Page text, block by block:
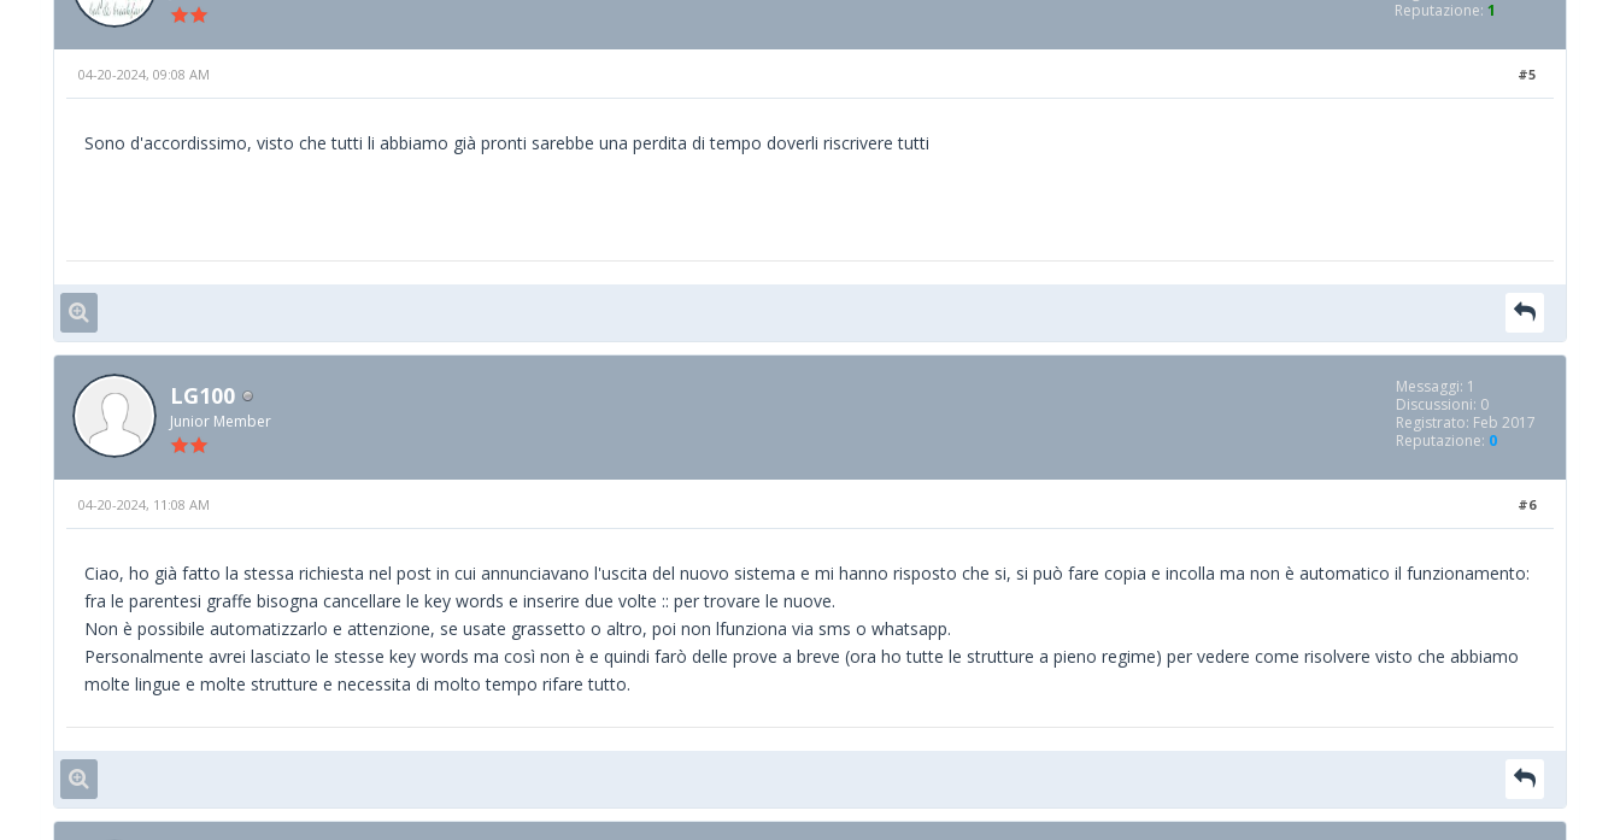
Reputazione: 1
#5
04-20-2024, 09:08 AM
Sono d'accordissimo, visto che tutti li abbiamo già pronti sarebbe una perdita di tempo doverli riscrivere tutti
LG100
Junior Member
Messaggi: 1
Discussioni: 0
Registrato: Feb 2017
Reputazione: 0
#6
04-20-2024, 11:08 AM
Ciao, ho già fatto la stessa richiesta nel post in cui annunciavano l'uscita del nuovo sistema e mi hanno risposto che si, si può fare copia e incolla ma non è automatico il funzionamento:
fra le parentesi graffe bisogna cancellare le key words e inserire due volte :: per trovare le nuove.
Non è possibile automatizzarlo e attenzione, se usate grassetto o altro, poi non lfunziona via sms o whatsapp.
Personalmente avrei lasciato le stesse key words ma così non è e quindi farò delle prove a breve (ora ho tutte le strutture a pieno regime) per vedere come risolvere visto che abbiamo
molte lingue e molte strutture e necessita di molto tempo rifare tutto.